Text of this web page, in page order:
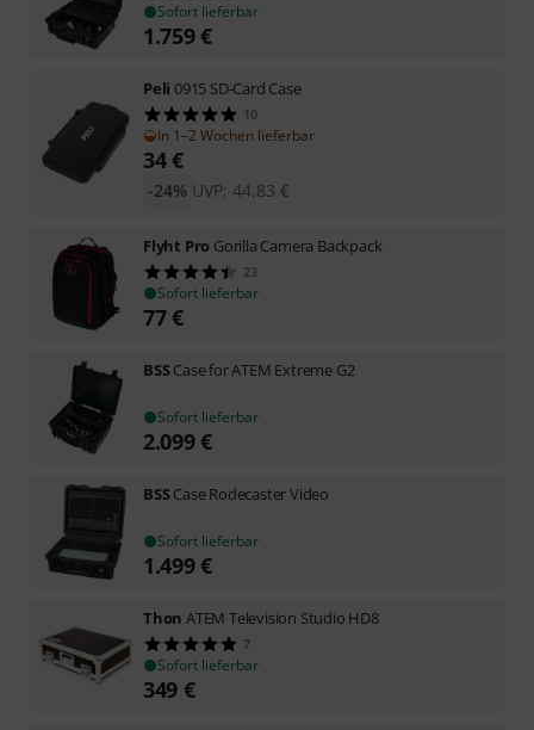
Sofort lieferbar
1.759€
Peli 0915 SD-Card Case
10
In 1–2 Wochen lieferbar
34€
UVP: 44,83 €
-24%
Flyht Pro Gorilla Camera Backpack
23
Sofort lieferbar
77€
BSSCase for ATEM Extreme G2
Sofort lieferbar
2.099€
BSSCase Rodecaster Video
Sofort lieferbar
1.499€
Thon ATEM Television Studio HD8
7
Sofort lieferbar
349 €